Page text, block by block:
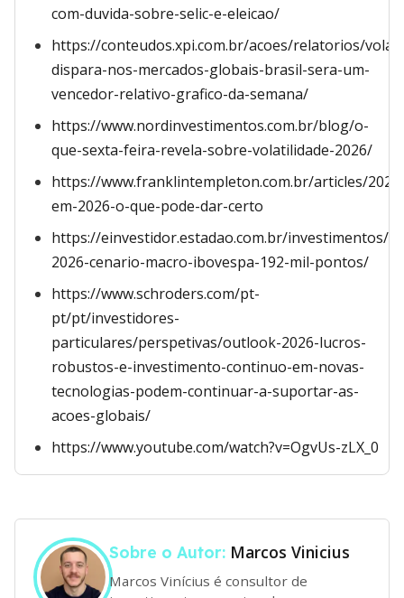
com-duvida-sobre-selic-e-eleicao/
https://conteudos.xpi.com.br/acoes/relatorios/
dispara-nos-mercados-globais-brasil-sera-um-
vencedor-relativo-grafico-da-semana/
https://www.nordinvestimentos.com.br/blog/o-
que-sexta-feira-revela-sobre-volatilidade-2026/
https://www.franklintempleton.com.br/articles/
em-2026-o-que-pode-dar-certo
https://einvestidor.estadao.com.br/investimentos/
2026-cenario-macro-ibovespa-192-mil-pontos/
https://www.schroders.com/pt-
pt/pt/investidores-
particulares/perspetivas/outlook-2026-lucros-
robustos-e-investimento-continuo-em-novas-
tecnologias-podem-continuar-a-suportar-as-
acoes-globais/
https://www.youtube.com/watch?v=OgvUs-zLX_0
Sobre o Autor: Marcos Vinicius
Marcos Vinícius é consultor de